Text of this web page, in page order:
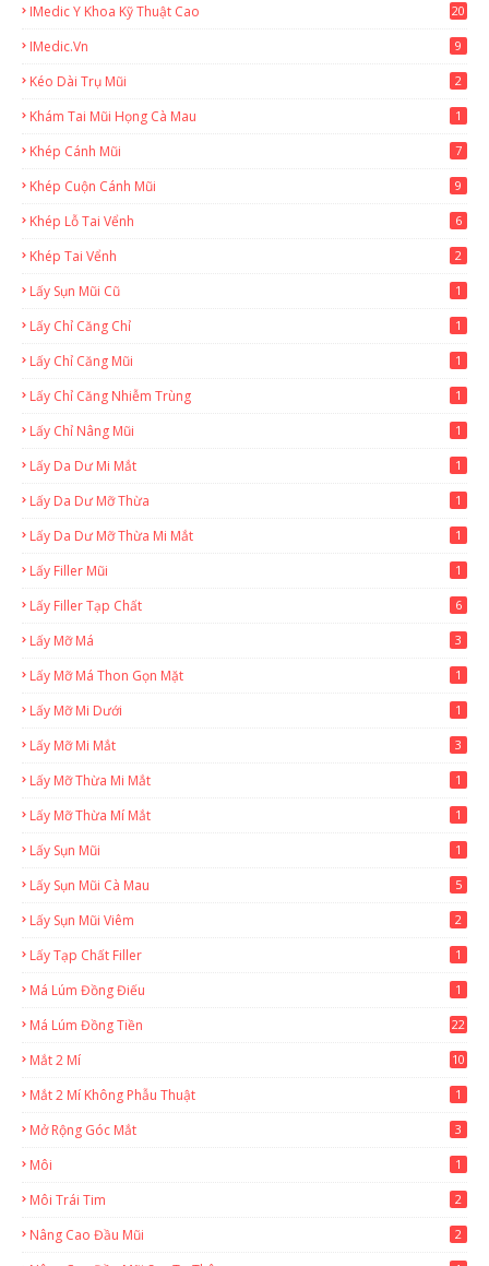
IMedic Y Khoa Kỹ Thuật Cao
20
IMedic.vn 9
Kéo Dài Trụ Mũi 2
Khám Tai Mũi Họng Cà Mau 1
Khép Cánh Mũi 7
Khép Cuộn Cánh Mũi 9
Khép Lỗ Tai Vểnh 6
Khép Tai Vểnh 2
Lấy Sụn Mũi Cũ 1
Lấy Chỉ Căng Chỉ 1
Lấy Chỉ Căng Mũi 1
Lấy Chỉ Căng Nhiễm Trùng 1
Lấy Chỉ Nâng Mũi 1
Lấy Da Dư Mi Mắt 1
Lấy Da Dư Mỡ Thừa 1
Lấy Da Dư Mỡ Thừa Mi Mắt 1
Lấy Filler Mũi 1
Lấy Filler Tạp Chất 6
Lấy Mỡ Má 3
Lấy Mỡ Má Thon Gọn Mặt 1
Lấy Mỡ Mi Dưới 1
Lấy Mỡ Mi Mắt 3
Lấy Mỡ Thừa Mi Mắt 1
Lấy Mỡ Thừa Mí Mắt 1
Lấy Sụn Mũi 1
Lấy Sụn Mũi Cà Mau 5
Lấy Sụn Mũi Viêm 2
Lấy Tạp Chất Filler 1
Má Lúm Đồng Điếu 1
Má Lúm Đồng Tiền 22
Mắt 2 Mí 10
Mắt 2 Mí Không Phẫu Thuật 1
Mở Rộng Góc Mắt 3
Môi 1
Môi Trái Tim 2
Nâng Cao Đầu Mũi 2